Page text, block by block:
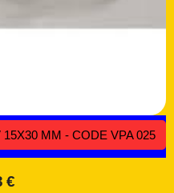
MM - CODE VPA 025
€